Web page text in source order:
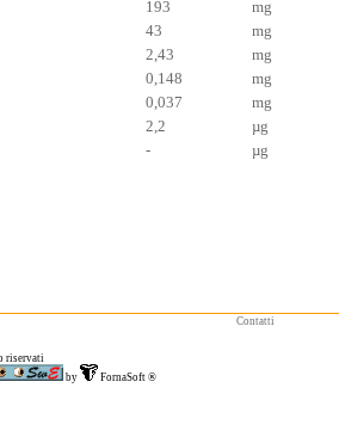
193
mg
43
mg
2,43
mg
0,148
mg
0,037
mg
2,2
µg
- µg
Contatti
riservati
by FornaSoft®